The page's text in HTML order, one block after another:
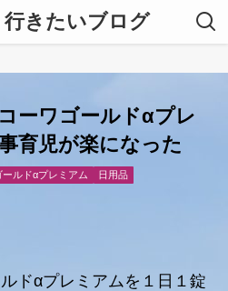
きたいブログ
ーワゴールドαプレ
育児が楽になった
ルドαプレミアム 日用品
ドαプレミアムを１日１錠